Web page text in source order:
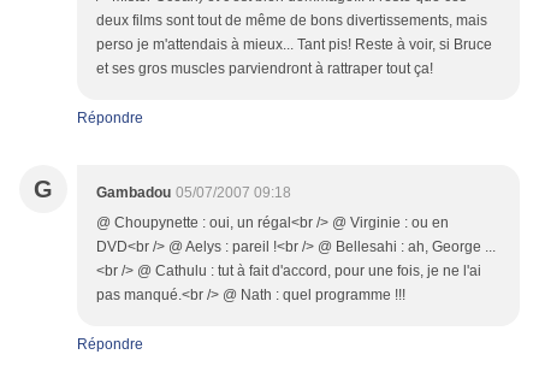
deux films sont tout de même de bons divertissements, mais
perso je m'attendais à mieux... Tant pis! Reste à voir, si Bruce
et ses gros muscles parviendront à rattraper tout ça!
Répondre
G Gambadou 05/07/2007 09:18
@ Choupynette : oui, un régal<br /> @ Virginie : ou en
DVD<br /> @ Aelys : pareil !<br /> @ Bellesahi : ah, George ...
<br /> @ Cathulu : tut à fait d'accord, pour une fois, je ne l'ai
pas manqué.<br /> @ Nath : quel programme !!!
Répondre